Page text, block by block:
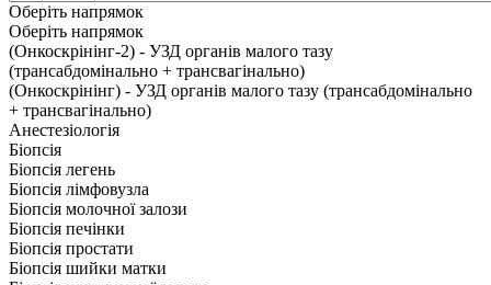
Оберіть напрямок
Оберіть напрямок
(Онкоскрінінг-2) - УЗД органів малого тазу
(трансабдомінально + трансвагінально)
(Онкоскрінінг) - УЗД органів малого тазу (трансабдомінально
+ трансвагінально)
Анестезіологія
Біопсія
Біопсія легень
Біопсія лімфовузла
Біопсія молочної залози
Біопсія печінки
Біопсія простати
Біопсія шийки матки